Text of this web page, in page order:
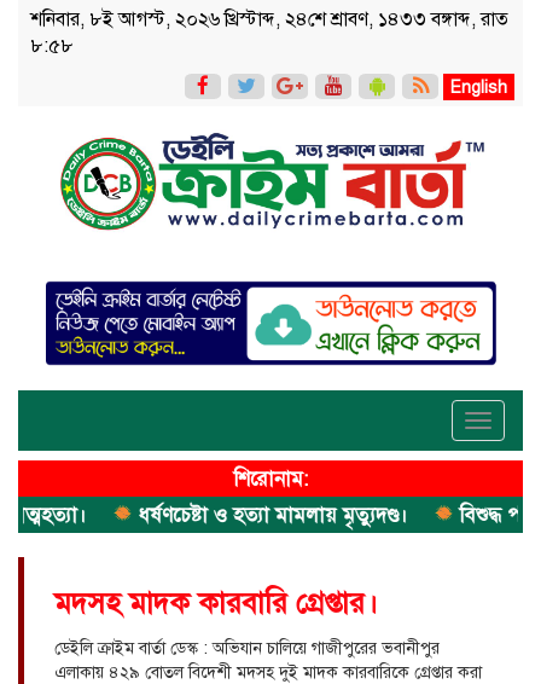
শনিবার, ৮ই আগস্ট, ২০২৬ খ্রিস্টাব্দ, ২৪শে শ্রাবণ, ১৪৩৩ বঙ্গাব্দ, রাত
৮:৫৮
English
Toggle
শিরোনাম:
ধর্ষণচেষ্টা ও হত্যা মামলায় মৃত্যুদণ্ড। বিশুদ্ধ
মদসহ মাদক কারবারি গ্রেপ্তার।
ডেইলি ক্রাইম বার্তা ডেস্ক : অভিযান চালিয়ে গাজীপুরের ভবানীপুর
এলাকায় ৪২৯ বোতল বিদেশী মদসহ দুই মাদক কারবারিকে গ্রেপ্তার করা